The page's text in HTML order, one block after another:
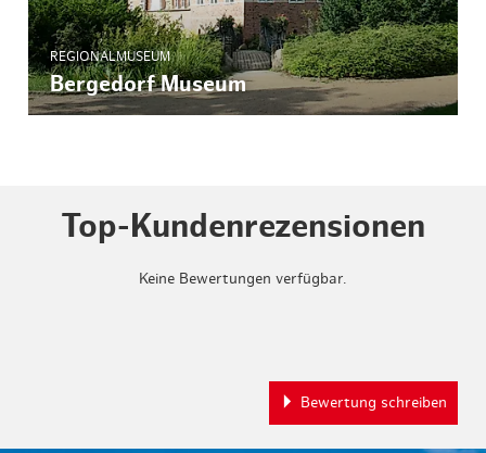
REGIONALMUSEUM
Bergedorf Museum
Top-Kundenrezensionen
Keine Bewertungen verfügbar.
Bewertung schreiben